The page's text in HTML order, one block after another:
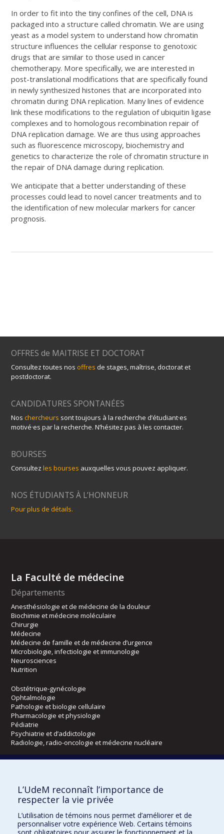
In order to fit into the tiny confines of the cell, DNA is
packaged into a structure called chromatin. We are using
yeast as a model system to understand how chromatin
structure influences the cellular response to genotoxic
drugs that are similar to those used in cancer
chemotherapy. More specifically, we are interested in
post-translational modifications that are specifically found
in newly synthesized histones that are incorporated into
chromatin during DNA replication. Many lines of evidence
link these modifications to the regulation of ubiquitin ligase
complexes and to homologous recombination repair of
DNA replication damage. We are thus using approaches
such as fluorescence microscopy, biochemistry and
genetics to characterize the role of chromatin structure in
the repair of DNA damage during replication.
We anticipate that a better understanding of these
processes could lead to novel cancer treatments and to
the identification of new molecular markers for cancer
prognosis.
OFFRES de MAITRISE ET DOCTORAT
Consultez toutes nos offres de stages, maîtrise, doctorat et
postdoctorat.
CANDIDATURES SPONTANÉES
Noschercheurs sont toujours à la recherche d’étudiant·es
motivé·es par la recherche. N’hésitez pas à les contacter.
BOURSES
Consultezles bourses auxquelles vous pouvez appliquer.
NOS ÉTUDIANTS À L’HONNEUR
Pour plus de détails.
La Faculté de médecine
Départements
Anesthésiologie et de médecine de la douleur
Biochimie et médecine moléculaire
Chirurgie
Médecine
Médecine de famille et de médecine d’urgence
Microbiologie, infectiologie et immunologie
Neurosciences
Nutrition
Obstétrique-gynécologie
Ophtalmologie
Pathologie et biologie cellulaire
Pharmacologie et physiologie
Pédiatrie
Psychiatrie et d’addictologie
Radiologie, radio-oncologie et médecine nucléaire
Kinésiologie et des sciences de l’activité physique
Orthophonie et audiologie
L’UdeM reconnaît l’importance de
respecter la vie privée
L’utilisation de témoins nous permet d’améliorer et de
personnaliser votre expérience Web. Certains témoins
sont obligatoires pour assurer le fonctionnement et la